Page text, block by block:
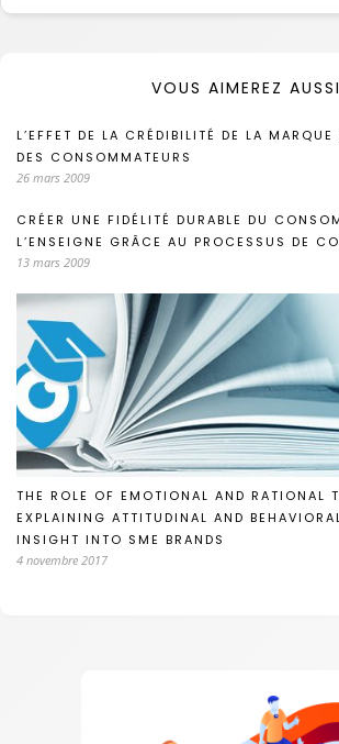
VOUS AIMEREZ AUSSI
L’EFFET DE LA CRÉDIBILITÉ DE LA
DES CONSOMMATEURS
26 mars 2009
CRÉER UNE FIDÉLITÉ DURABLE DU
L’ENSEIGNE GRÂCE AU PROCESSUS DE
13 mars 2009
THE ROLE OF EMOTIONAL AND RATIONAL
EXPLAINING ATTITUDINAL AND
INSIGHT INTO SME BRANDS
4 novembre 2017